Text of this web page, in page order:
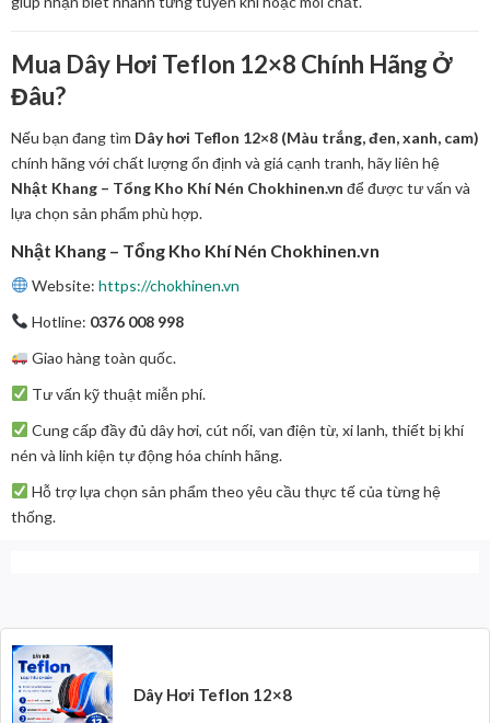
Mua Dây Hơi Teflon 12×8 Chính Hãng Ở
Đâu?
Nếu bạn đang tìm Dây hơi Teflon 12×8 (Màu trắng, đen, xanh, cam)
chính hãng với chất lượng ổn định và giá cạnh tranh, hãy liên hệ
Nhật Khang – Tổng Kho Khí Nén Chokhinen.vn để được tư vấn và
lựa chọn sản phẩm phù hợp.
Nhật Khang – Tổng Kho Khí Nén Chokhinen.vn
Website: https://chokhinen.vn
Hotline: 0376 008 998
Giao hàng toàn quốc.
Tư vấn kỹ thuật miễn phí.
Cung cấp đầy đủ dây hơi, cút nối, van điện từ, xi lanh, thiết bị khí
nén và linh kiện tự động hóa chính hãng.
Hỗ trợ lựa chọn sản phẩm theo yêu cầu thực tế của từng hệ
thống.
Dây Hơi Teflon 12×8